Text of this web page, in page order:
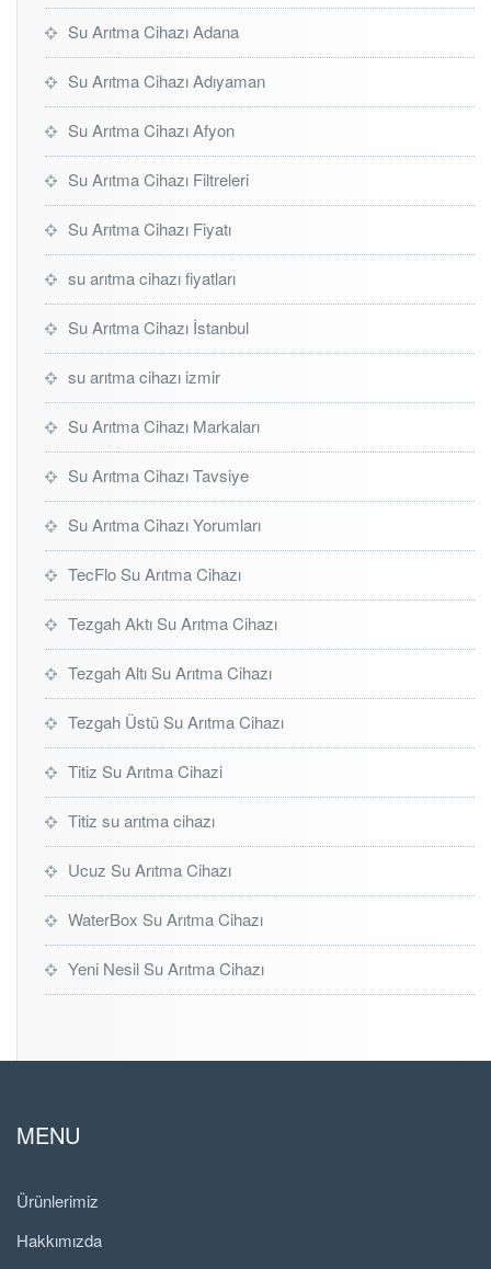
Su Arıtma Cihazı Adana
Su Arıtma Cihazı Adıyaman
Su Arıtma Cihazı Afyon
Su Arıtma Cihazı Filtreleri
Su Arıtma Cihazı Fiyatı
su arıtma cihazı fiyatları
Su Arıtma Cihazı İstanbul
su arıtma cihazı izmir
Su Arıtma Cihazı Markaları
Su Arıtma Cihazı Tavsiye
Su Arıtma Cihazı Yorumları
TecFlo Su Arıtma Cihazı
Tezgah Aktı Su Arıtma Cihazı
Tezgah Altı Su Arıtma Cihazı
Tezgah Üstü Su Arıtma Cihazı
Titiz Su Arıtma Cihazi
Titiz su arıtma cihazı
Ucuz Su Arıtma Cihazı
WaterBox Su Arıtma Cihazı
Yeni Nesil Su Arıtma Cihazı
MENU
Ürünlerimiz
Hakkımızda